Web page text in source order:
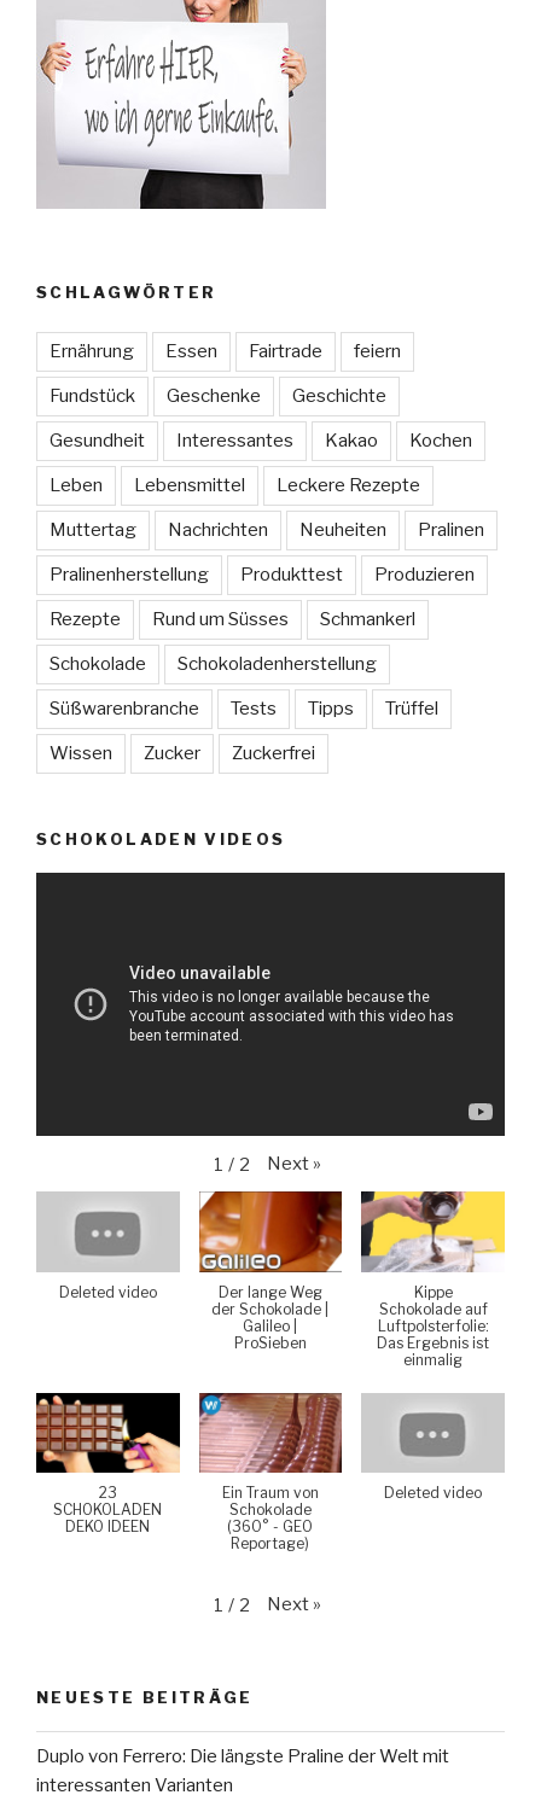
SCHLAGWÖRTER
Ernährung Essen Fairtrade feiern
Fundstück Geschenke Geschichte
Gesundheit Interessantes Kakao Kochen
Leben Lebensmittel Leckere Rezepte
Muttertag Nachrichten Neuheiten Pralinen
Pralinenherstellung Produkttest Produzieren
Rezepte Rund um Süsses Schmankerl
Schokolade Schokoladenherstellung
Süßwarenbranche Tests Tipps Trüffel
Wissen Zucker Zuckerfrei
SCHOKOLADEN VIDEOS
1 / 2 Next »
Deleted video
Der lange Weg
der Schokolade |
Galileo |
ProSieben
Kippe
Schokolade auf
Luftpolsterfolie:
Das Ergebnis ist
einmalig
23
SCHOKOLADEN
DEKO IDEEN
Ein Traum von
Schokolade
(360° - GEO
Reportage)
Deleted video
1 / 2 Next »
NEUESTE BEITRÄGE
Duplo von Ferrero: Die längste Praline der Welt mit
interessanten Varianten